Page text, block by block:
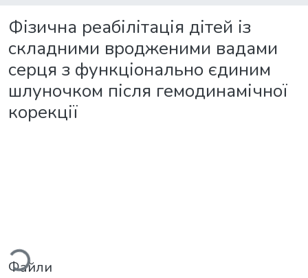
Фізична реабілітація дітей із
складними вродженими вадами
серця з функціонально єдиним
шлуночком після гемодинамічної
корекції
Файли